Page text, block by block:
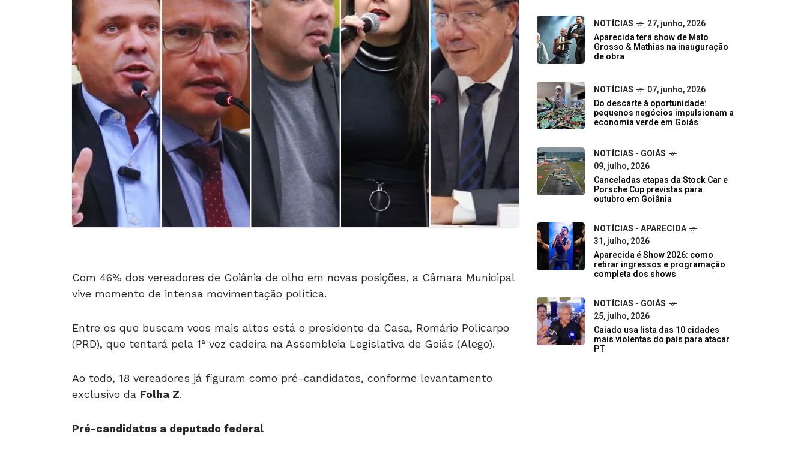
Com 46% dos vereadores de Goiânia de olho em novas posições, a Câmara Municipal
vive momento de intensa movimentação política.
Entre os que buscam voos mais altos está o presidente da Casa, Romário Policarpo
(PRD), que tentará pela 1ª vez cadeira na Assembleia Legislativa de Goiás (Alego).
Ao todo, 18 vereadores já figuram como pré-candidatos, conforme levantamento
exclusivo da Folha Z.
Pré-candidatos a deputado federal
NOTÍCIAS
27, junho, 2026
Aparecida terá show de Mato
Grosso & Mathias na inauguração
de obra
NOTÍCIAS
07, junho, 2026
Do descarte à oportunidade:
pequenos negócios impulsionam a
economia verde em Goiás
NOTÍCIAS - GOIÁS
09, julho, 2026
Canceladas etapas da Stock Car e
Porsche Cup previstas para
outubro em Goiânia
NOTÍCIAS - APARECIDA
31, julho, 2026
Aparecida é Show 2026: como
retirar ingressos e programação
completa dos shows
NOTÍCIAS - GOIÁS
25, julho, 2026
Caiado usa lista das 10 cidades
mais violentas do país para atacar
PT